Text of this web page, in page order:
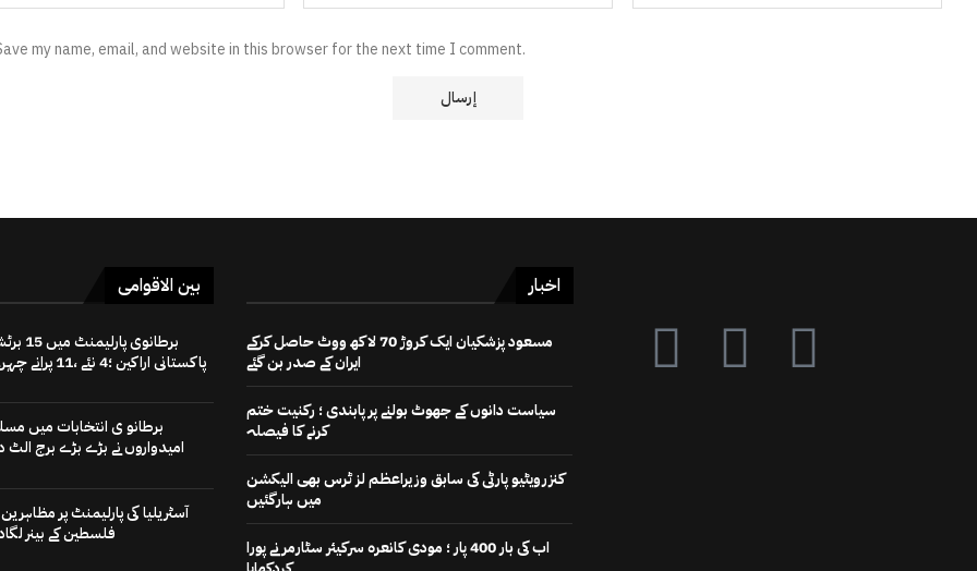
my name, email, and website in this browser for the next time I comment.
بین الاقوامی
برطانوی
پاکستانی اراکین ؛4 نئے ،11 پرانے چہرے
برطانو ی انتخابات میں
امیدواروں نے بڑے بڑے برج الٹ
آسٹریلیا کی پارلیمنٹ پر مظاہرین
فلسطین کے بینر
اخبار
مسعود پزشکیان ایک کروڑ 70 لاکھ ووٹ حاصل کرکے
ایران کے صدر بن گئے
سیاست دانوں کے جھوٹ بولنے پر پابندی ؛ رکنیت ختم
کرنے کا فیصلہ
کنزرویٹیو پارٹی کی سابق وزیراعظم لز ٹرس بھی الیکشن
میں ہارگئیں
اب کی بار 400 پار ؛ مودی کانعرہ سرکیئر سٹارمر نے پورا